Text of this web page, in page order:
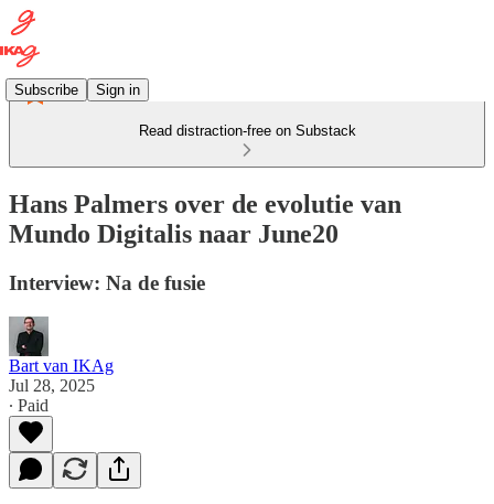
Subscribe Sign in
Read distraction-free on Substack
Hans Palmers over de evolutie van
Mundo Digitalis naar June20
Interview: Na de fusie
Bart van IKAg
Jul 28, 2025
∙ Paid